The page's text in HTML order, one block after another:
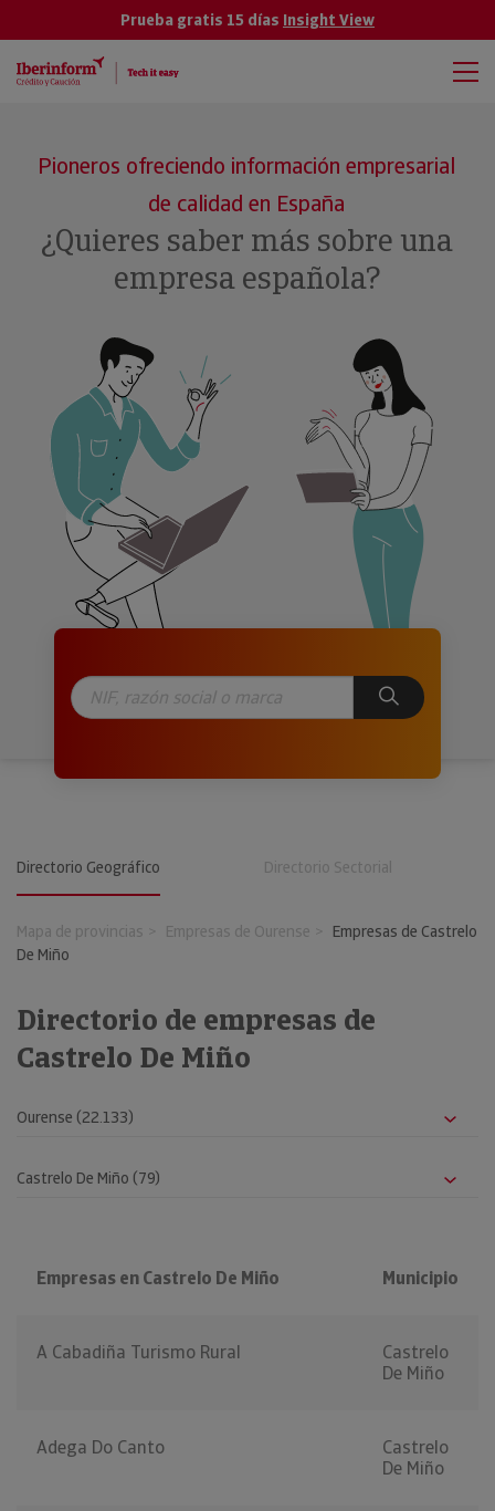
Prueba gratis 15 días Insight View
Pioneros ofreciendo información empresarial
de calidad en España
¿Quieres saber más sobre una
empresa española?
Directorio Geográfico Directorio Sectorial
Mapa de provincias Empresas de Ourense
Empresas de Castrelo
De Miño
Directorio de empresas de
Castrelo De Miño
Empresas en Castrelo De Miño Municipio
A Cabadiña Turismo Rural
Castrelo
De Miño
Adega Do Canto
Castrelo
De Miño